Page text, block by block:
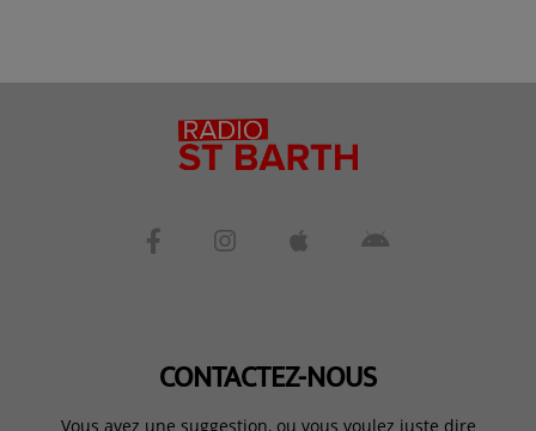
CONTACTEZ-NOUS
Vous avez une suggestion, ou vous voulez juste dire